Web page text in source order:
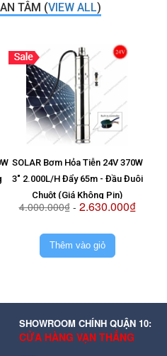
TÂM (VIEW ALL)
SOLAR Bơm Hỏa Tiễn 24V 370W
3" 2.000L/H Đẩy 65m - Đầu Đuôi
Chuột (Giá Không Pin)
4.000.000₫- 2.630.000₫
Thêm vào giỏ
SHOWROOM CHÍNH QUẬN 10:
CỬA HÀNG VẠN THẮNG